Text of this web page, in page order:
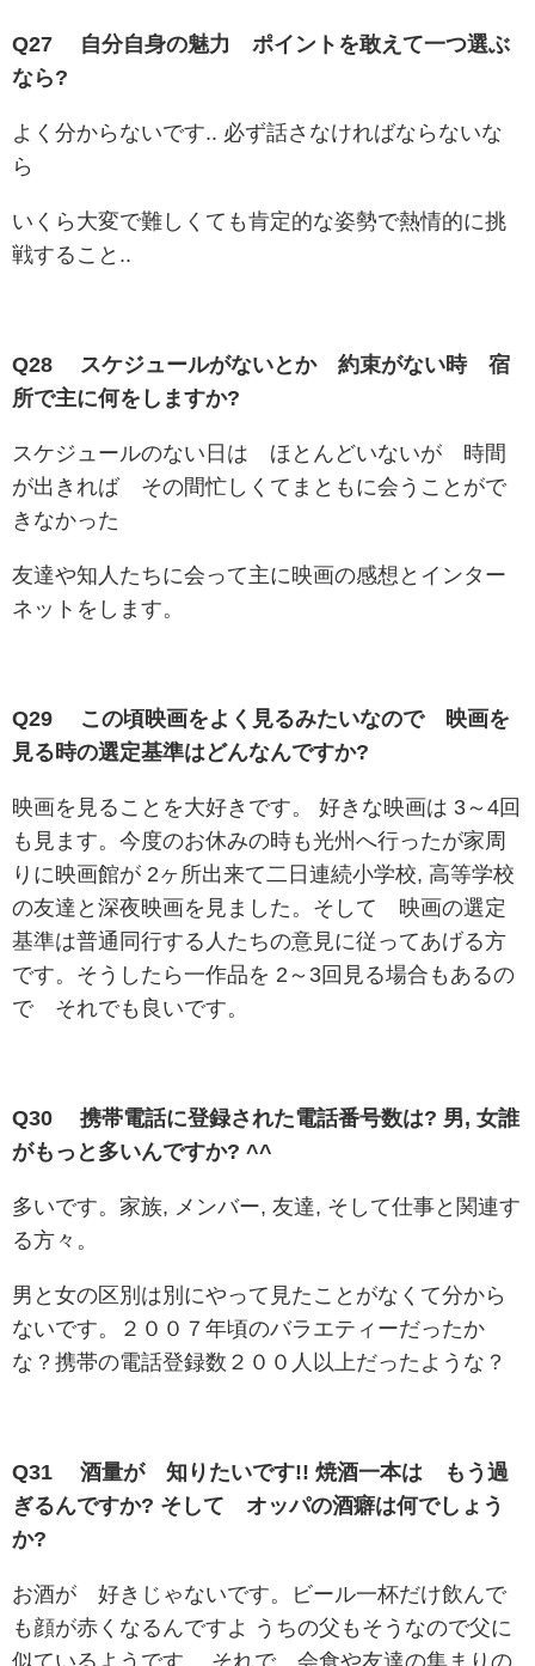
Q27 自分自身の魅力 ポイントを敢えて一つ選ぶ
なら?
よく分からないです.. 必ず話さなければならないな
ら
いくら大変で難しくても肯定的な姿勢で熱情的に挑
戦すること..
Q28 スケジュールがないとか 約束がない時 宿
所で主に何をしますか?
スケジュールのない日は ほとんどいないが 時間
が出きれば その間忙しくてまともに会うことがで
きなかった
友達や知人たちに会って主に映画の感想とインター
ネットをします。
Q29 この頃映画をよく見るみたいなので 映画を
見る時の選定基準はどんなんですか?
映画を見ることを大好きです。 好きな映画は 3～4回
も見ます。今度のお休みの時も光州へ行ったが家周
りに映画館が 2ヶ所出来て二日連続小学校, 高等学校
の友達と深夜映画を見ました。そして 映画の選定
基準は普通同行する人たちの意見に従ってあげる方
です。そうしたら一作品を 2～3回見る場合もあるの
で それでも良いです。
Q30 携帯電話に登録された電話番号数は? 男, 女誰
がもっと多いんですか? ^^
多いです。家族, メンバー, 友達, そして仕事と関連す
る方々。
男と女の区別は別にやって見たことがなくて分から
ないです。２００７年頃のバラエティーだったか
な？携帯の電話登録数２００人以上だったような？
Q31 酒量が 知りたいです!! 焼酒一本は もう過
ぎるんですか? そして オッパの酒癖は何でしょう
か?
お酒が 好きじゃないです。ビール一杯だけ飲んで
も顔が赤くなるんですよ うちの父もそうなので父に
似ているようです。 それで 会食や友達の集まりの